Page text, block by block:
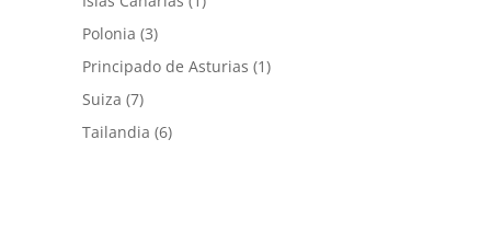
Polonia (3)
Principado de Asturias (1)
Suiza (7)
Tailandia (6)